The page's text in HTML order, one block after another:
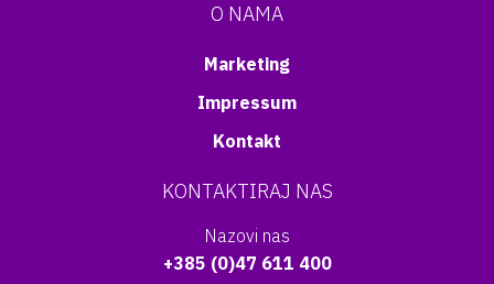
O NAMA
Marketing
Impressum
Kontakt
KONTAKTIRAJ NAS
Nazovi nas
+385 (0)47 611 400